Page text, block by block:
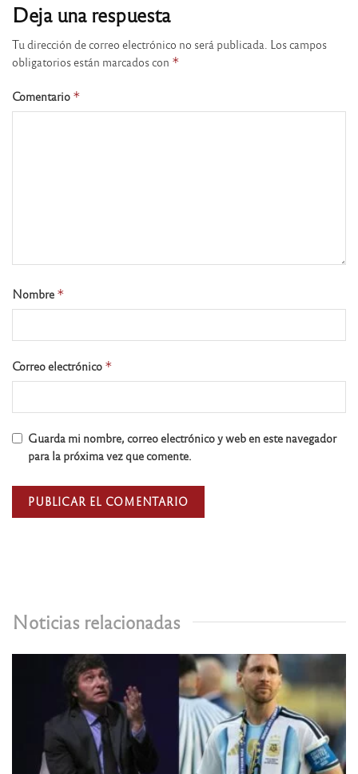
Noticias relacionadas
Deja una respuesta
Tu dirección de correo electrónico no será publicada. Los campos
obligatorios están marcados con *
Comentario *
Nombre *
Correo electrónico *
Guarda mi nombre, correo electrónico y web en este navegador
para la próxima vez que comente.